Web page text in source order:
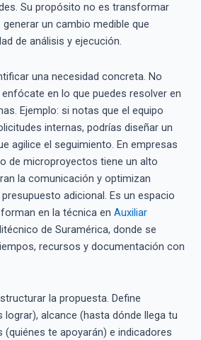
Su propósito no es transformar
un cambio medible que
de análisis y ejecución.
una necesidad concreta. No
en lo que puedes resolver en
Ejemplo: si notas que el equipo
internas, podrías diseñar un
agilice el seguimiento. En empresas
de microproyectos tiene un alto
la comunicación y optimizan
adicional. Es un espacio
en la técnica en Auxiliar
de Suramérica, donde se
recursos y documentación con
la propuesta. Define
lograr), alcance (hasta dónde llega tu
(quiénes te apoyarán) e indicadores